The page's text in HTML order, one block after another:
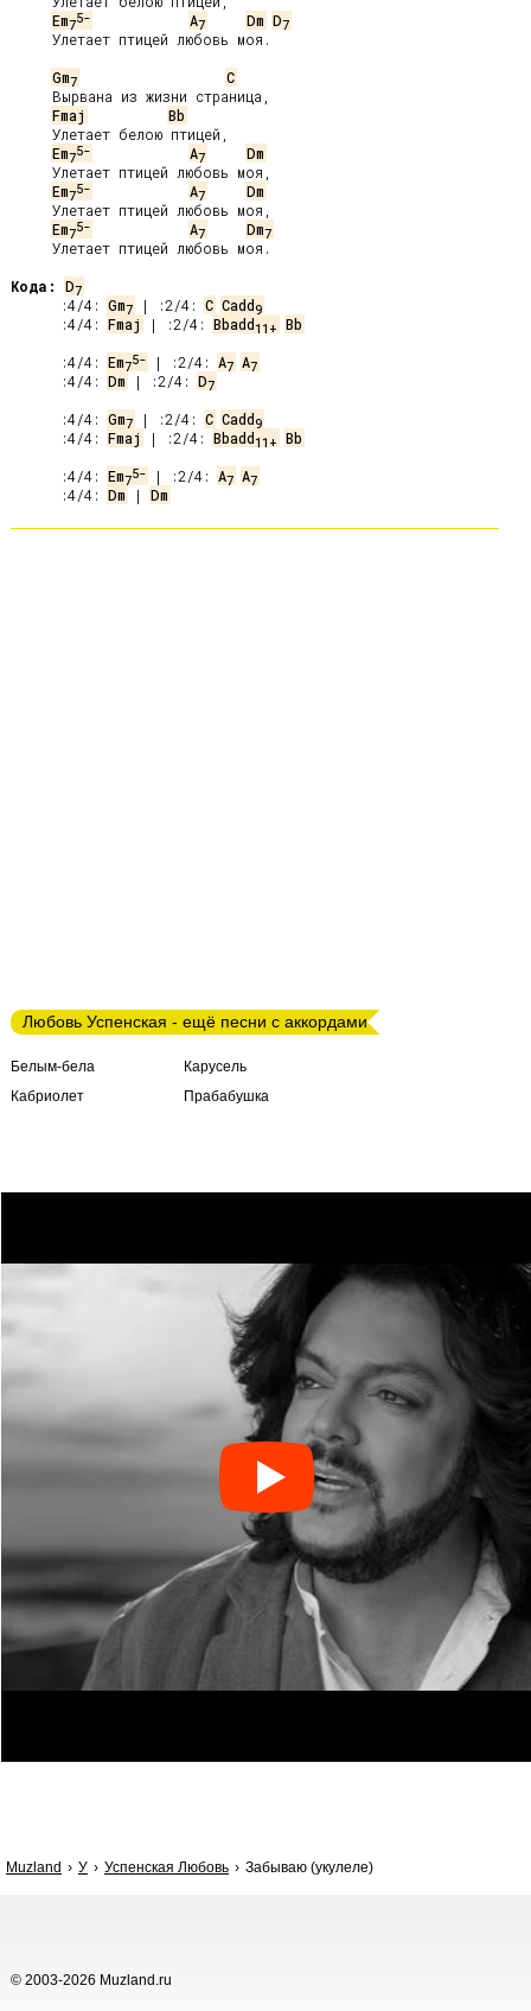
Em75- A7 Dm D7
Gm7
C
Fmaj
Bb
Em75- A7
Dm
Em75- A7
Dm
Em75- A7 Dm7
Кода:
D7
:4/4: Gm7 | :2/4: C Cadd9
:4/4: Fmaj | :2/4: Bbadd11+ Bb
:4/4: Em75- | :2/4: A7 A7
:4/4: Dm | :2/4: D7
:4/4: Gm7 | :2/4: C Cadd9
:4/4: Fmaj | :2/4: Bbadd11+ Bb
:4/4: Em75- | :2/4: A7 A7
:4/4: Dm | Dm
Любовь Успенская - ещё песни с аккордами
Белым-бела
Кабриолет
Карусель
Прабабушка
Muzland У Успенская Любовь Забываю (укулеле)
© 2003-2026 Muzland.ru